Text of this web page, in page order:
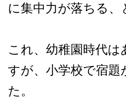
に集中力が落ちる
これ、幼稚園時代
すが、小学校で宿
た。